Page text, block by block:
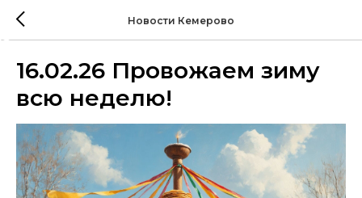
Новости Кемерово
16.02.26 Провожаем зиму
всю неделю!